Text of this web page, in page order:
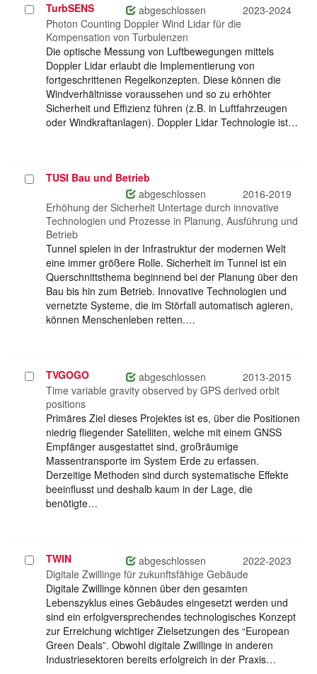
Projekt
auswählen
TurbSENS abgeschlossen
2023-2024
Photon Counting Doppler Wind Lidar für die
Kompensation von Turbulenzen
Die optische Messung von Luftbewegungen mittels
Doppler Lidar erlaubt die Implementierung von
fortgeschrittenen Regelkonzepten. Diese können die
Windverhältnisse voraussehen und so zu erhöhter
Sicherheit und Effizienz führen (z.B. in Luftfahrzeugen
oder Windkraftanlagen). Doppler Lidar Technologie ist…
ProjektTUSI Bau und Betrieb
abgeschlossen
2016-2019
Erhöhung der Sicherheit Untertage durch innovative
Technologien und Prozesse in Planung, Ausführung und
Betrieb
Tunnel spielen in der Infrastruktur der modernen Welt
eine immer größere Rolle. Sicherheit im Tunnel ist ein
Querschnittsthema beginnend bei der Planung über den
Bau bis hin zum Betrieb. Innovative Technologien und
vernetzte Systeme, die im Störfall automatisch agieren,
können Menschenleben retten.…
Projekt
auswählen
TVGOGO abgeschlossen
2013-2015
Time variable gravity observed by GPS derived orbit
positions
Primäres Ziel dieses Projektes ist es, über die Positionen
niedrig fliegender Satelliten, welche mit einem GNSS
Empfänger ausgestattet sind, großräumige
Massentransporte im System Erde zu erfassen.
Derzeitige Methoden sind durch systematische Effekte
beeinflusst und deshalb kaum in der Lage, die
benötigte…
Projekt
auswählen
TWIN abgeschlossen
2022-2023
Digitale Zwillinge für zukunftsfähige Gebäude
Digitale Zwillinge können über den gesamten
Lebenszyklus eines Gebäudes eingesetzt werden und
sind ein erfolgversprechendes technologisches Konzept
zur Erreichung wichtiger Zielsetzungen des “European
Green Deals”. Obwohl digitale Zwillinge in anderen
Industriesektoren bereits erfolgreich in der Praxis…